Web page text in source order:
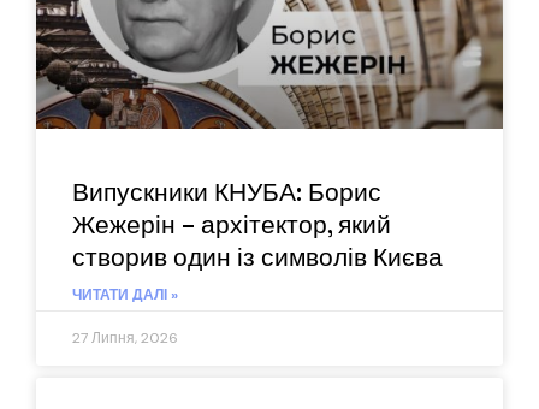
Випускники КНУБА: Борис
Жежерін – архітектор, який
створив один із символів Києва
ЧИТАТИ ДАЛІ »
27 Липня, 2026